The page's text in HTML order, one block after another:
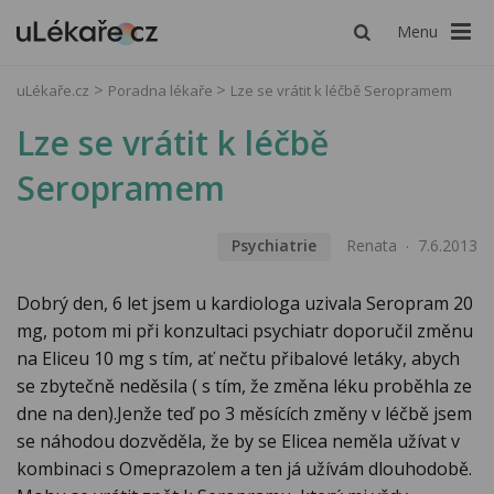
Menu
uLékaře.cz Poradna lékaře Lze se vrátit k léčbě Seropramem
Lze se vrátit k léčbě
Seropramem
Psychiatrie Renata 7.6.2013
Dobrý den, 6 let jsem u kardiologa uzivala Seropram 20
mg, potom mi při konzultaci psychiatr doporučil změnu
na Eliceu 10 mg s tím, ať nečtu přibalové letáky, abych
se zbytečně neděsila ( s tím, že změna léku proběhla ze
dne na den).Jenže teď po 3 měsících změny v léčbě jsem
se náhodou dozvěděla, že by se Elicea neměla užívat v
kombinaci s Omeprazolem a ten já užívám dlouhodobě.